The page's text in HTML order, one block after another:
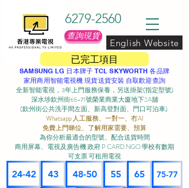
已完工項目
6279-2560
查詢現貨
English Website
SAMSUNG LG 日本牌子 TCL SKYWORTH 各品牌
家用商用智能電視機 現貨送貨安裝 自取歡迎查詢
全新智能電視，3年上門服務保養，另送掛架(指定型號)
深水埗欽州街65-71號榮業商業大廈地下2A舖
(欽州街公共洗手間左面、新高登對面、門口可泊車) ​
Whatsapp 人工服務、一對一、冇AI
免費上門睇位、了解用家需要、預算
為你分析最適合的型號、配合送貨時間
商用屏幕、電視及廣告機 政府 P CARD NGO 學校有數期
可支票 可租用電視
24-42 43 48-50 55 65 75-77